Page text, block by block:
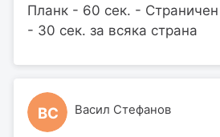
Планк - 60 сек. -
- 30 сек. за всяка страна
ВС Васил Стефанов